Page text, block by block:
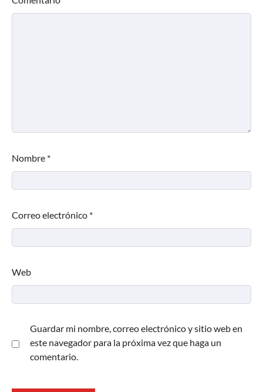
Nombre *
Correo electrónico *
Web
Guardar mi nombre, correo electrónico y sitio web en
este navegador para la próxima vez que haga un
comentario.